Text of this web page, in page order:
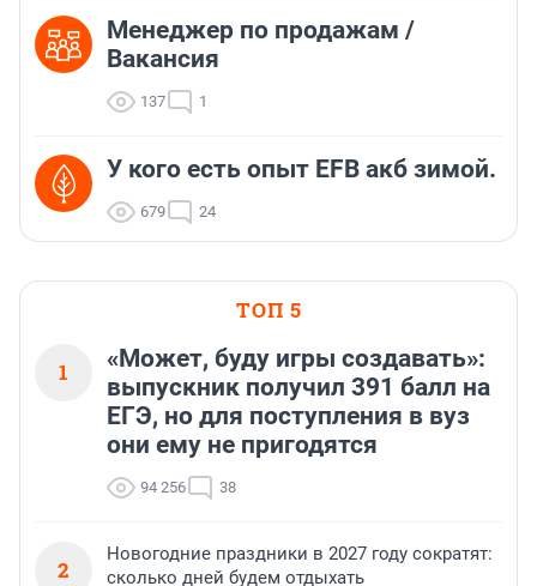
Менеджер по продажам /
Вакансия
137 1
У кого есть опыт EFB акб зимой.
679 24
ТОП 5
1
«Может, буду игры создавать»:
выпускник получил 391 балл на
ЕГЭ, но для поступления в вуз
они ему не пригодятся
94 256 38
2
Новогодние праздники в 2027 году сократят:
сколько дней будем отдыхать